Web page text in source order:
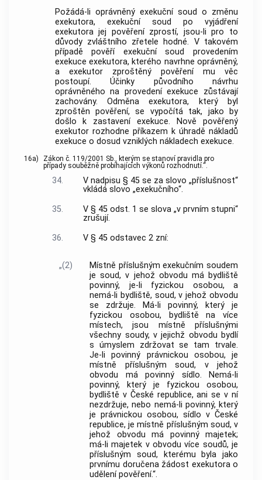
Požádá-li oprávněný exekuční soud o změnu
exekutora, exekuční soud po vyjádření
exekutora jej pověření zprostí, jsou-li pro to
důvody zvláštního zřetele hodné. V takovém
případě pověří exekuční soud provedením
exekuce exekutora, kterého navrhne oprávněný,
a exekutor zproštěný pověření mu věc
postoupí. Účinky původního návrhu
oprávněného na provedení exekuce zůstávají
zachovány. Odměna exekutora, který byl
zproštěn pověření, se vypočítá tak, jako by
došlo k zastavení exekuce. Nově pověřený
exekutor rozhodne příkazem k úhradě nákladů
exekuce o dosud vzniklých nákladech exekuce.
16a)
Zákon č. 119/2001 Sb., kterým se stanoví pravidla pro
případy souběžně probíhajících výkonů rozhodnutí.“.
34.
V nadpisu § 45 se za slovo „příslušnost“
vkládá slovo „exekučního“.
35.
V § 45 odst. 1 se slova „v prvním stupni“
zrušují.
36.
V § 45 odstavec 2 zní:
„(2)
Místně příslušným exekučním soudem
je soud, v jehož obvodu má bydliště
povinný, je-li fyzickou osobou, a
nemá-li bydliště, soud, v jehož obvodu
se zdržuje. Má-li povinný, který je
fyzickou osobou, bydliště na více
místech, jsou místně příslušnými
všechny soudy, v jejichž obvodu bydlí
s úmyslem zdržovat se tam trvale.
Je-li povinný právnickou osobou, je
místně příslušným soud, v jehož
obvodu má povinný sídlo. Nemá-li
povinný, který je fyzickou osobou,
bydliště v České republice, ani se v ní
nezdržuje, nebo nemá-li povinný, který
je právnickou osobou, sídlo v České
republice, je místně příslušným soud, v
jehož obvodu má povinný majetek;
má-li majetek v obvodu více soudů, je
příslušným soud, kterému byla jako
prvnímu doručena žádost exekutora o
udělení pověření.“.